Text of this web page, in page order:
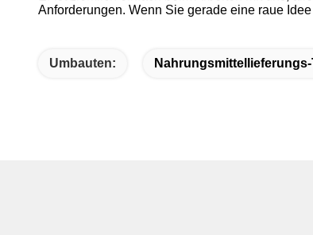
Anforderungen. Wenn Sie gerade eine raue
Umbauten: